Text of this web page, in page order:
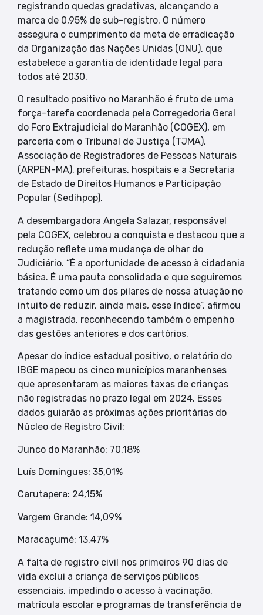
registrando quedas gradativas, alcançando a
marca de 0,95% de sub-registro. O número
assegura o cumprimento da meta de erradicação
da Organização das Nações Unidas (ONU), que
estabelece a garantia de identidade legal para
todos até 2030.
O resultado positivo no Maranhão é fruto de uma
força-tarefa coordenada pela Corregedoria Geral
do Foro Extrajudicial do Maranhão (COGEX), em
parceria com o Tribunal de Justiça (TJMA),
Associação de Registradores de Pessoas Naturais
(ARPEN-MA), prefeituras, hospitais e a Secretaria
de Estado de Direitos Humanos e Participação
Popular (Sedihpop).
A desembargadora Angela Salazar, responsável
pela COGEX, celebrou a conquista e destacou que a
redução reflete uma mudança de olhar do
Judiciário. “É a oportunidade de acesso à cidadania
básica. É uma pauta consolidada e que seguiremos
tratando como um dos pilares de nossa atuação no
intuito de reduzir, ainda mais, esse índice”, afirmou
a magistrada, reconhecendo também o empenho
das gestões anteriores e dos cartórios.
Apesar do índice estadual positivo, o relatório do
IBGE mapeou os cinco municípios maranhenses
que apresentaram as maiores taxas de crianças
não registradas no prazo legal em 2024. Esses
dados guiarão as próximas ações prioritárias do
Núcleo de Registro Civil:
Junco do Maranhão: 70,18%
Luís Domingues: 35,01%
Carutapera: 24,15%
Vargem Grande: 14,09%
Maracaçumé: 13,47%
A falta de registro civil nos primeiros 90 dias de
vida exclui a criança de serviços públicos
essenciais, impedindo o acesso à vacinação,
matrícula escolar e programas de transferência de